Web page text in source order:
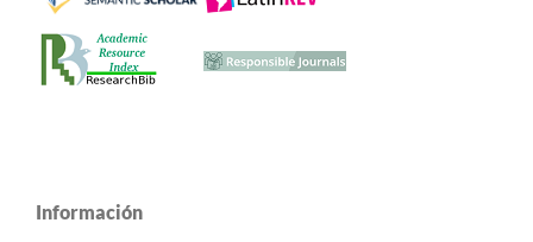
Información